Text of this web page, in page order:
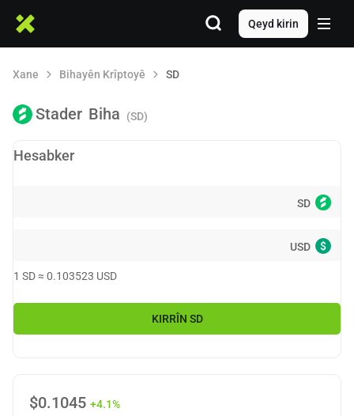
Qeyd kirin
Xane Bihayên Krîptoyê SD
Stader Biha (SD)
Hesabker
SD
USD $
1 SD≈ 0.103523 USD
KIRRÎN SD
$0.1045 +4.1%